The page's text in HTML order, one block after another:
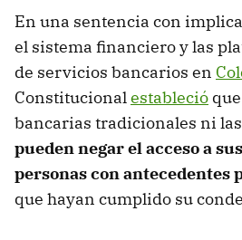
En una sentencia con
el sistema financiero y las
de servicios bancarios en
Constitucionalestableció
bancarias tradicionales ni las
pueden negar el acceso a
personas con antecedentes
que hayan cumplido su